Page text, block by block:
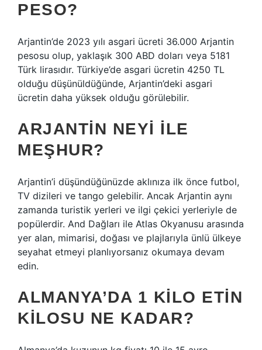
PESO?
Arjantin’de 2023 yılı asgari ücreti 36.000 Arjantin
pesosu olup, yaklaşık 300 ABD doları veya 5181
Türk lirasıdır. Türkiye’de asgari ücretin 4250 TL
olduğu düşünüldüğünde, Arjantin’deki asgari
ücretin daha yüksek olduğu görülebilir.
ARJANTIN NEYI ILE
MEŞHUR?
Arjantin’i düşündüğünüzde aklınıza ilk önce futbol, ​​
TV dizileri ve tango gelebilir. Ancak Arjantin aynı
zamanda turistik yerleri ve ilgi çekici yerleriyle de
popülerdir. And Dağları ile Atlas Okyanusu arasında
yer alan, mimarisi, doğası ve plajlarıyla ünlü ülkeye
seyahat etmeyi planlıyorsanız okumaya devam
edin.
ALMANYA’DA 1 KILO ETIN
KILOSU NE KADAR?